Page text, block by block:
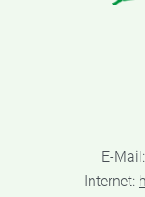
E-Mail:
Internet: